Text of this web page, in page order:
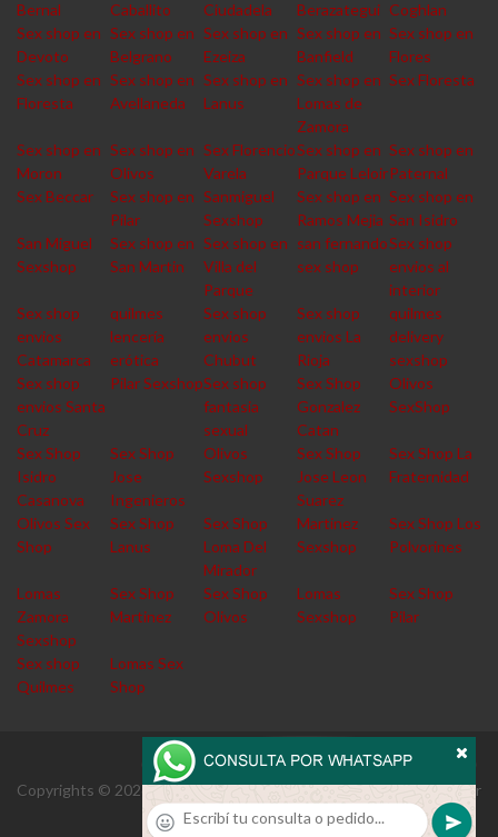
Bernal
Caballito
Ciudadela
Berazategui Coghlan
Sex shop en
Devoto
Sex shop en
Belgrano
Sex shop en
Ezeiza
Sex shop en
Banfield
Sex shop en
Flores
Sex shop en
Floresta
Sex shop en
Avellaneda
Sex shop en
Lanus
Sex shop en
Lomas de
Zamora
Sex Floresta
Sex shop en
Moron
Sex shop en
Olivos
Sex Florencio
Varela
Sex shop en
Parque Leloir
Sex shop en
Paternal
Sex Beccar
Sex shop en
Pilar
Sanmiguel
Sexshop
Sex shop en
Ramos Mejia
Sex shop en
San Isidro
San Miguel
Sexshop
Sex shop en
San Martin
Sex shop en
Villa del
Parque
san fernando
sex shop
Sex shop
envios al
interior
Sex shop
envios
Catamarca
quilmes
lencería
erótica
Sex shop
envios
Chubut
Sex shop
envios La
Rioja
quilmes
delivery
sexshop
Sex shop
envios Santa
Cruz
Pilar SexshopSex shop
fantasia
sexual
Sex Shop
Gonzalez
Catan
Olivos
SexShop
Sex Shop
Isidro
Casanova
Sex Shop
Jose
Ingenieros
Olivos
Sexshop
Sex Shop
Jose Leon
Suarez
Sex Shop La
Fraternidad
Olivos Sex
Shop
Sex Shop
Lanus
Sex Shop
Loma Del
Mirador
Martinez
Sexshop
Sex Shop Los
Polvorines
Lomas
Zamora
Sexshop
Sex Shop
Martinez
Sex Shop
Olivos
Lomas
Sexshop
Sex Shop
Pilar
Sex shop
Quilmes
Lomas Sex
Shop
Copyrights © 2026 Derechos reservados enviolafraternidad.com.ar